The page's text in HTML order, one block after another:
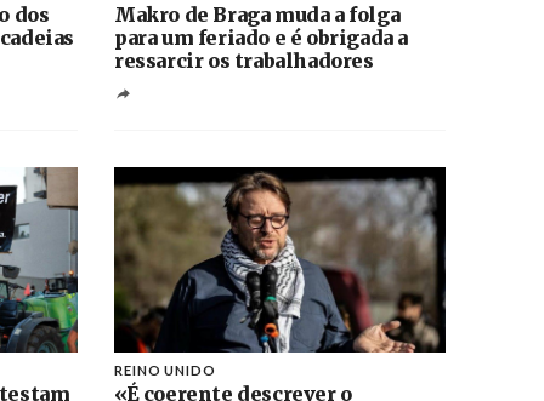
dos
Makro de Braga muda a folga
para um feriado e é obrigada a
ressarcir os trabalhadores
REINO UNIDO
«É coerente descrever o